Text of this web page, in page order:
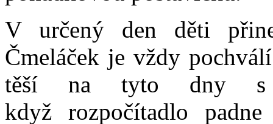
V určený den děti
Čmeláček je vždy
těší na tyto dny s
když rozpočítadlo